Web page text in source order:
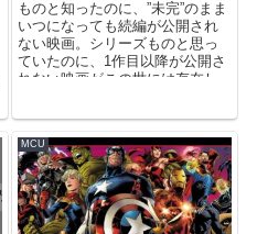
ものと知ったのに、”未完”のまま
いつになっても続編が公開され
ない映画。シリーズものと思っ
ていたのに、1作目以降が公開さ
れない映画がこの世には存在し
で”後味が悪い”。そんな気持ちに
ならない様に【要注意】映画シ
リーズをご紹介します。
MCU